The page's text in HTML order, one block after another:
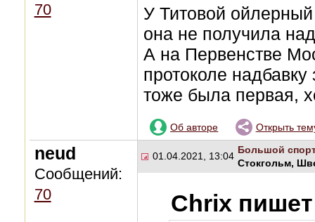
70
У Титовой
она не получила
А на Первенстве
протоколе
тоже была первая,
Об авторе Открыть
neud
Сообщений:
70
01.04.2021, 13:04
Большой
Стокгольм,
Chrix